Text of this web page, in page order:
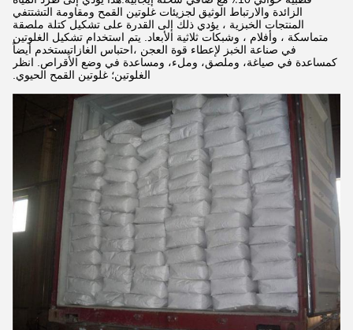
الزائدة والارتباط الوثيق لجزيئات غلوتين القمح ومقاومة التشتتفي
المنتجات الخبزية ، يؤدي ذلك إلى القدرة على تشكيل كتلة ملصقة
متماسكة ، وأفلام ، وشبكات ثلاثية الأبعاد. يتم استخدام تشكيل الغلوتين
في صناعة الخبز لإعطاء قوة العجن ،احتباس الغازاتيستخدم أيضاً
كمساعدة في صياغة، وملصق، وملء، ومساعدة في وضع الأقراص. انظر
الغلوتين؛ غلوتين القمح الحيوي.